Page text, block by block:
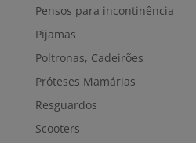
Pensos para incontinência
Pijamas
Poltronas, Cadeirões
Próteses Mamárias
Resguardos
Scooters